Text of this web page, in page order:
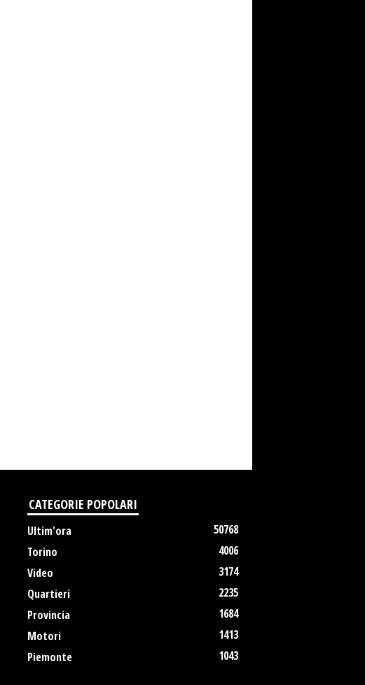
CATEGORIE POPOLARI
Ultim'ora
50768
Torino
4006
Video
3174
Quartieri
2235
Provincia
1684
Motori
1413
Piemonte
1043